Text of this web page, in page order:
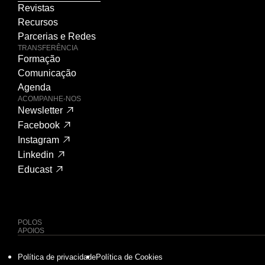
Revistas
Recursos
Parcerias e Redes
TRANSFERÊNCIA
Formação
Comunicação
Agenda
ACOMPANHE-NOS
Newsletter
Facebook
Instagram
Linkedin
Educast
POLOS
APOIOS
Política de privacidadePolítica de Cookies